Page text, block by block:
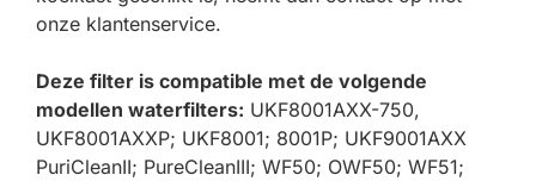
onze klantenservice.
Deze filter is compatible met de volgende
modellen waterfilters: UKF8001AXX-750,
UKF8001AXXP; UKF8001; 8001P; UKF9001AXX
PuriCleanII; PureCleanIII; WF50; OWF50; WF51;